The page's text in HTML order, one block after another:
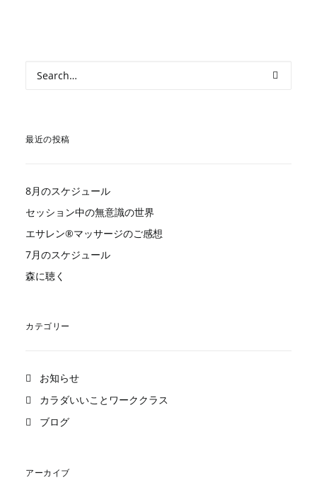
最近の投稿
8月のスケジュール
セッション中の無意識の世界
エサレン®︎マッサージのご感想
7月のスケジュール
森に聴く
カテゴリー
お知らせ
カラダいいことワーククラス
ブログ
アーカイブ